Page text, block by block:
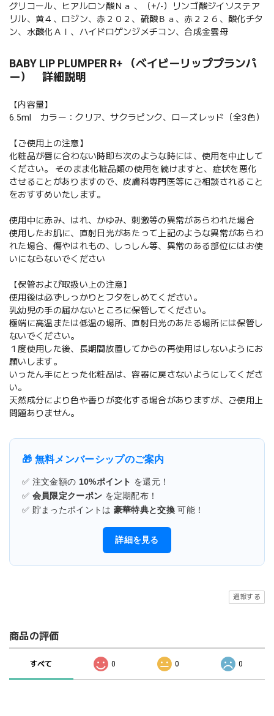
グリコール、ヒアルロン酸Ｎａ 、（+/-）リンゴ酸ジイソステア
リル、黄４、ロジン、赤２０２、硫酸Ｂａ、赤２２６、酸化チタ
ン、水酸化Ａｌ、ハイドロゲンジメチコン、合成金雲母
BABY LIP PLUMPER R+ （ベイビーリッププランパ
ー） 詳細説明
【内容量】
6.5ml カラー：クリア、サクラピンク、ローズレッド（全3色）
【ご使用上の注意】
化粧品が唇に合わない時即ち次のような時には、使用を中止して
ください。 そのまま化粧品類の使用を続けますと、症状を悪化
させることがありますので、皮膚科専門医等にご相談されること
をおすすめいたします。
使用中に赤み、はれ、かゆみ、刺激等の異常があらわれた場合
使用したお肌に、直射日光があたって上記のような異常があらわ
れた場合、傷やはれもの、しっしん等、異常のある部位にはお使
いにならないでください
【保管および取扱い上の注意】
使用後は必ずしっかりとフタをしめてください。
乳幼児の手の届かないところに保管してください。
極端に高温または低温の場所、直射日光のあたる場所には保管し
ないでください。
１度使用した後、長期間放置してからの再使用はしないようにお
願いします。
いったん手にとった化粧品は、容器に戻さないようにしてくださ
い。
天然成分により色や香りが変化する場合がありますが、ご使用上
問題ありません。
🎁 無料メンバーシップのご案内
✅ 注文金額の 10%ポイント を還元！
✅ 会員限定クーポン を定期配布！
✅ 貯まったポイントは 豪華特典と交換 可能！
詳細を見る
通報する
商品の評価
すべて 0 0 0